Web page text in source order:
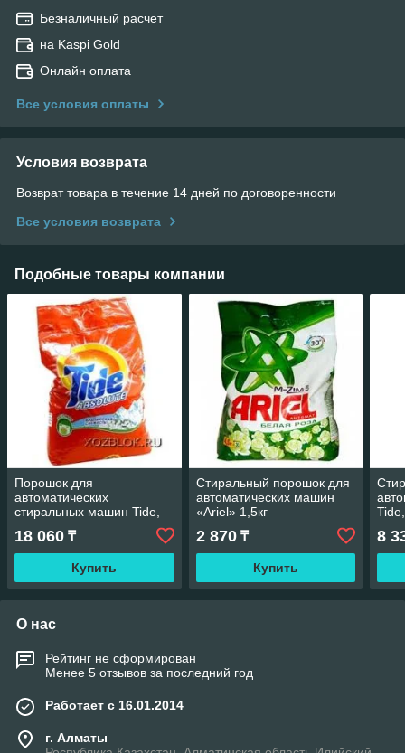
Безналичный расчет
на Kaspi Gold
Онлайн оплата
Все условия оплаты
Условия возврата
Возврат товара в течение 14 дней по договоренности
Все условия возврата
Подобные товары компании
Порошок для
автоматических
стиральных машин Tide,
18 060 ₸
Купить
Стиральный порошок для
автоматических машин
«Ariel» 1,5кг
2 870₸
Купить
8
О нас
Рейтинг не сформирован
Менее 5 отзывов за последний год
Работает с 16.01.2014
г. Алматы